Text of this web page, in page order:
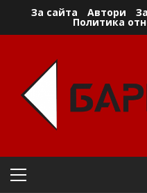
За сайта Автори
Политика
Primary